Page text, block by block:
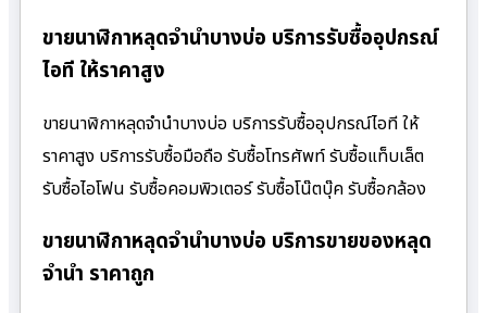
ขายนาฬิกาหลุดจำนำบางบ่อ บริการรับซื้ออุปกรณ์
ไอที ให้ราคาสูง
ขายนาฬิกาหลุดจำนำบางบ่อ บริการรับซื้ออุปกรณ์ไอที ให้
ราคาสูง บริการรับซื้อมือถือ รับซื้อโทรศัพท์ รับซื้อแท็บเล็ต
รับซื้อไอโฟน รับซื้อคอมพิวเตอร์ รับซื้อโน๊ตบุ๊ค รับซื้อกล้อง
ขายนาฬิกาหลุดจำนำบางบ่อ บริการขายของหลุด
จำนำ ราคาถูก